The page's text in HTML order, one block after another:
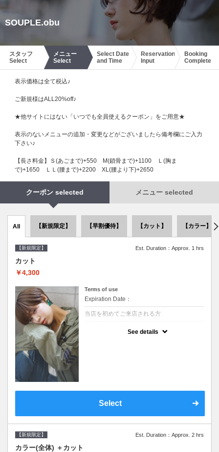
SOUPLE.obu
スタッフ
Select
メニュー
Select
Select Date
and Time
Reservation
Input
Booking
Complete
表示価格は全て税込♪
ご新規様はALL20%off♪
★他サイトにはない「いつでも全員使えるクーポン」をご用意★
表示のないメニューの追加・変更などがございましたら備考欄にご入力
下さい♪
【長さ料金】Ｓ(あごまで)+550 М(鎖骨まで)+1100 Ｌ(胸ま
で)+1650 ＬＬ(腰まで)+2200 XL(腰より下)+2650
クーポン selected メニュー selected
All 【新規限定】 【早割優待】 【カット】 【カラー】
【新規限定】 Est. Duration：Approx. 1 hrs
カット
￥4,300
Terms of use
Expiration Date：
当店を初めてご来店される方
See details
Select
【新規限定】 Est. Duration：Approx. 2 hrs
カラー(全体) ＋カット